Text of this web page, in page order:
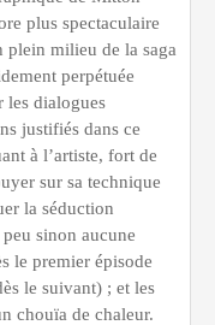
plus spectaculaire
plein milieu de la saga
perpétuée
les dialogues
justifiés dans ce
à l’artiste, fort de
sur sa technique
la séduction
sinon aucune
le premier épisode
le suivant) ; et les
chouïa de chaleur.